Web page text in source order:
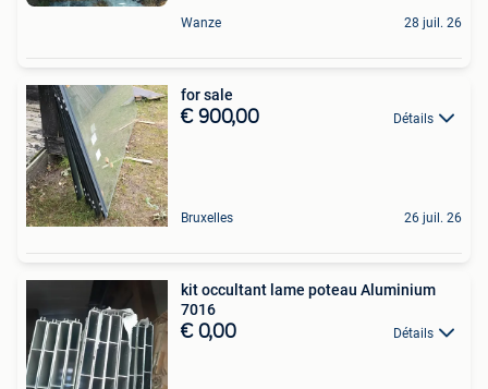
Wanze 28 juil. 26
for sale
€ 900,00 Détails
Bruxelles 26 juil. 26
kit occultant lame poteau Aluminium
7016
€ 0,00 Détails